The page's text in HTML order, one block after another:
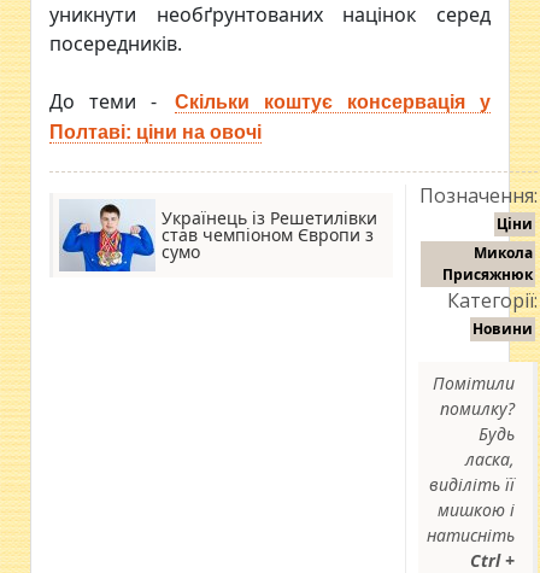
уникнути необґрунтованих націнок серед
посередників.
До теми -
Скільки коштує консервація у
Полтаві: ціни на овочі
Українець із Решетилівки
став чемпіоном Європи з
сумо
Позначення:
Ціни
Микола
Присяжнюк
Категорії:
Новини
Помітили
помилку?
Будь
ласка,
виділіть її
мишкою і
натисніть
Ctrl +